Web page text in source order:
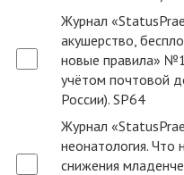
Журнал
акушерство,
новые правила»
учётом почтовой
России). SP64
Журнал
неонатология. Что
снижения